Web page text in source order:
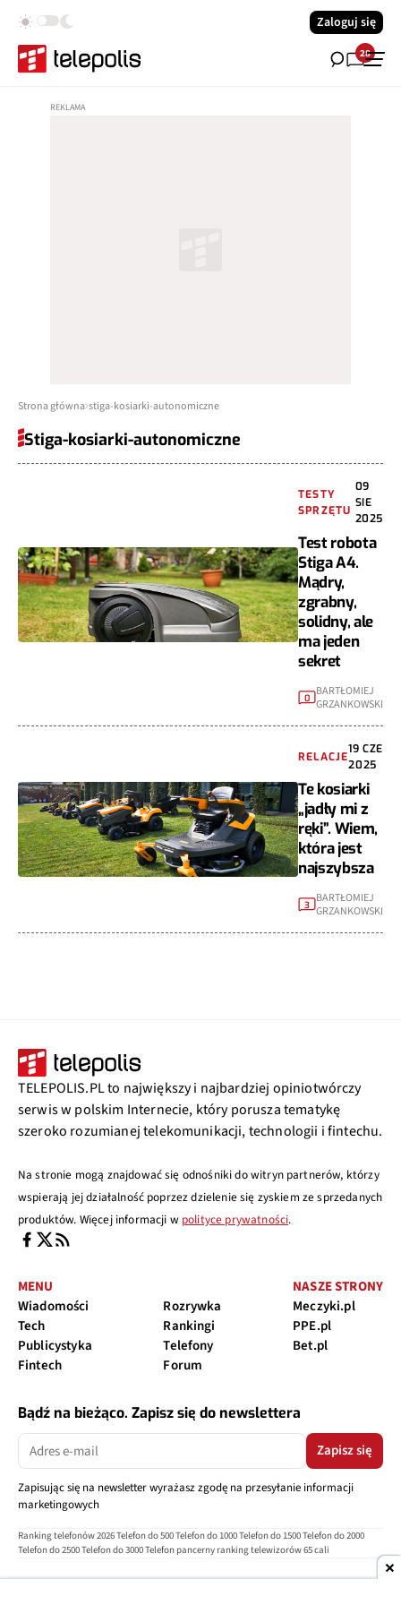
Zaloguj się
28
Strona główna stiga-kosiarki-autonomiczne
Stiga-kosiarki-autonomiczne
TESTY
SPRZĘTU
09
SIE
2025
Test robota
Stiga A4.
Mądry,
zgrabny,
solidny, ale
ma jeden
sekret
0
BARTŁOMIEJ
GRZANKOWSKI
RELACJE
19 CZE
2025
Te kosiarki
„jadły mi z
ręki”. Wiem,
która jest
najszybsza
3
BARTŁOMIEJ
GRZANKOWSKI
TELEPOLIS.PL to największy i najbardziej opiniotwórczy
serwis w polskim Internecie, który porusza tematykę
szeroko rozumianej telekomunikacji, technologii i fintechu.
Na stronie mogą znajdować się odnośniki do witryn partnerów, którzy
wspierają jej działalność poprzez dzielenie się zyskiem ze sprzedanych
produktów. Więcej informacji w polityce prywatności.
MENU
Wiadomości
Tech
Publicystyka
Fintech
Rozrywka
Rankingi
Telefony
Forum
NASZE STRONY
Meczyki.pl
PPE.pl
Bet.pl
Bądź na bieżąco. Zapisz się do newslettera
Zapisz się
Zapisując się na newsletter wyrażasz zgodę na przesyłanie informacji
marketingowych
Ranking telefonów 2026Telefon do 500Telefon do 1000Telefon do 1500Telefon do 2000
Telefon do 2500Telefon do 3000Telefon pancerny ranking telewizorów 65 cali